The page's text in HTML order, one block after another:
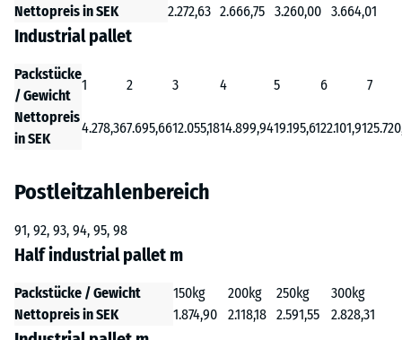
Nettopreis in SEK
2.272,63 2.666,75 3.260,00 3.664,01
Industrial pallet
Packstücke
/ Gewicht
1 2 3 4 5 6
7
Nettopreis
in SEK
4.278,367.695,6612.055,1814.899,9419.195,6122.101,91
Postleitzahlenbereich
91, 92, 93, 94, 95, 98
Half industrial pallet m
Packstücke / Gewicht 150kg 200kg 250kg
300kg
Nettopreis in SEK
1.874,90 2.118,18 2.591,55 2.828,31